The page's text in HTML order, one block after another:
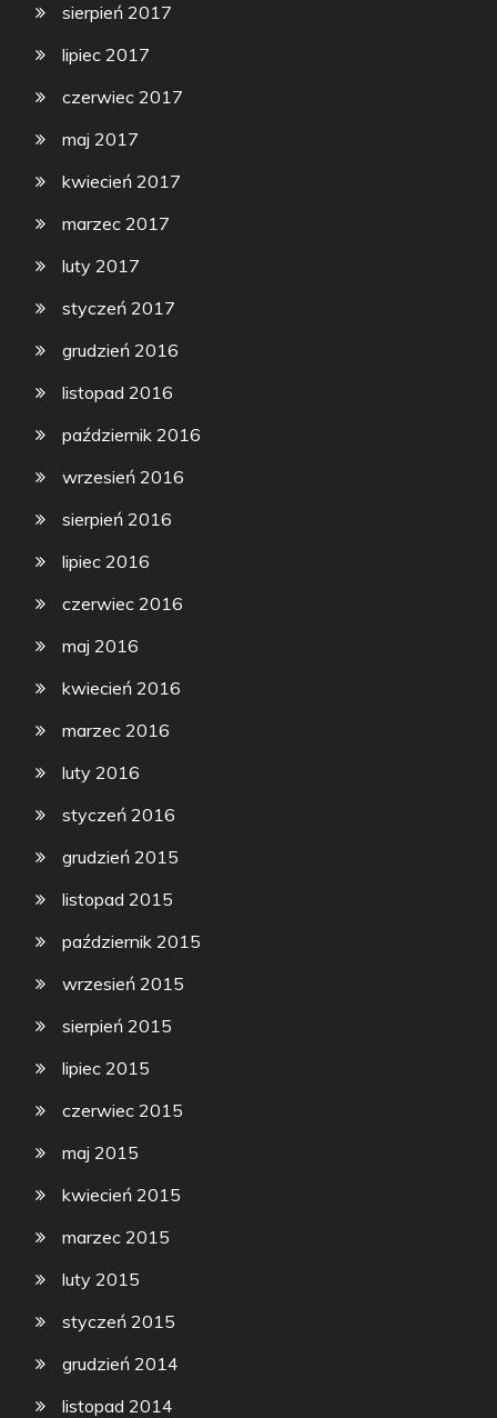
sierpień 2017
lipiec 2017
czerwiec 2017
maj 2017
kwiecień 2017
marzec 2017
luty 2017
styczeń 2017
grudzień 2016
listopad 2016
październik 2016
wrzesień 2016
sierpień 2016
lipiec 2016
czerwiec 2016
maj 2016
kwiecień 2016
marzec 2016
luty 2016
styczeń 2016
grudzień 2015
listopad 2015
październik 2015
wrzesień 2015
sierpień 2015
lipiec 2015
czerwiec 2015
maj 2015
kwiecień 2015
marzec 2015
luty 2015
styczeń 2015
grudzień 2014
listopad 2014